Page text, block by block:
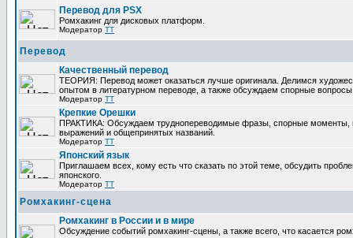
Перевод для PSX
Ромхакинг для дисковых платформ.
Модератор TT
Перевод
Качественный перевод
ТЕОРИЯ: Перевод может оказаться лучше оригинала. Делимся
опытом в литературном переводе, а также обсуждаем спорные вопросы
Модератор TT
Крепкие Орешки
ПРАКТИКА: Обсуждаем труднопереводимые фразы, спорные моменты,
выражений и общепринятых названий.
Модератор TT
Японский язык
Приглашаем всех, кому есть что сказать по этой теме, обсудить
японского.
Модератор TT
Ромхакинг-сцена
Ромхакинг в России и в мире
Обсуждение событий ромхакинг-сцены, а также всего, что касается